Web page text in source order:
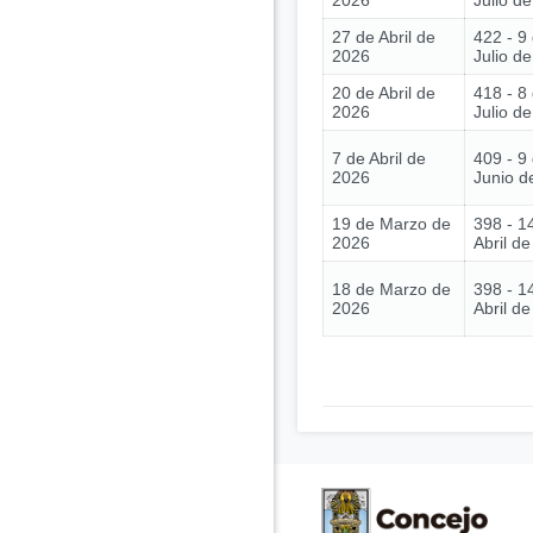
27 de Abril de
2026
422 - 9
Julio
20 de Abril de
2026
418 - 8
Julio
7 de Abril de
2026
409 - 9
Junio
19 de Marzo de
2026
398 -
Abril
18 de Marzo de
2026
398 -
Abril